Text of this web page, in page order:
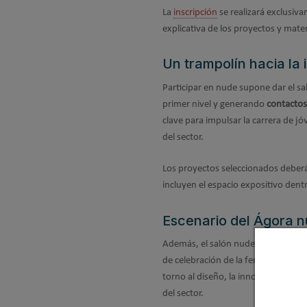
La inscripción se realizará
explicativa de los proyectos y
Un trampolín hacia la
Participar en nude supone dar el
primer nivel y generando
clave para impulsar la carrera de
del sector.
Los proyectos seleccionados
incluyen el espacio expositivo
Escenario del Ágora
Además, el salón nude volverá a
de celebración de la feria, se
torno al diseño, la innovación y las
del sector.